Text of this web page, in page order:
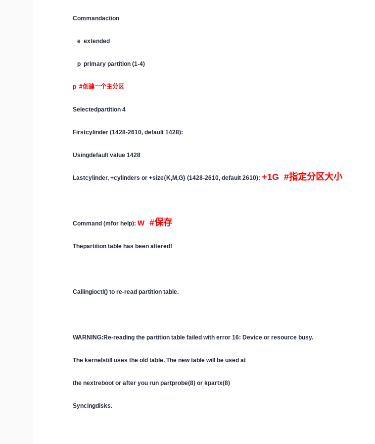
Commandaction
e extended
p primary partition (1-4)
p #创建一个主分区
Selectedpartition 4
Firstcylinder (1428-2610, default 1428):
Usingdefault value 1428
Lastcylinder, +cylinders or +size{K,M,G} (1428-2610, default 2610):+1G #指定分区大小
Command (mfor help):w #保存
Thepartition table has been altered!
Callingioctl() to re-read partition table.
WARNING:Re-reading the partition table failed with error 16: Device or resource busy.
The kernelstill uses the old table. The new table will be used at
the nextreboot or after you run partprobe(8) or kpartx(8)
Syncingdisks.